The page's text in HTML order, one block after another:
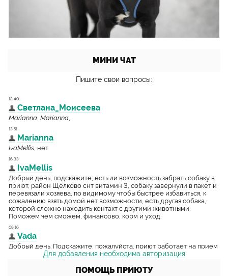
МИНИ ЧАТ
Пишите свои вопросы:
Для добавления необходима авторизация
ПОМОЩЬ ПРИЮТУ